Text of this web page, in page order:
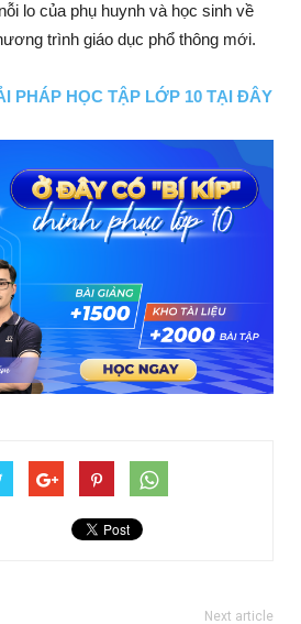
lo của phụ huynh và học sinh về
trình giáo dục phổ thông mới.
PHÁP HỌC TẬP LỚP 10 TẠI ĐÂY
Next article